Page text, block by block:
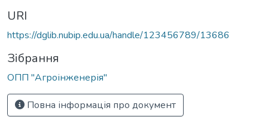
URI
https://dglib.nubip.edu.ua/handle/123456789/13686
Зібрання
ОПП "Агроінженерія"
Повна інформація про документ